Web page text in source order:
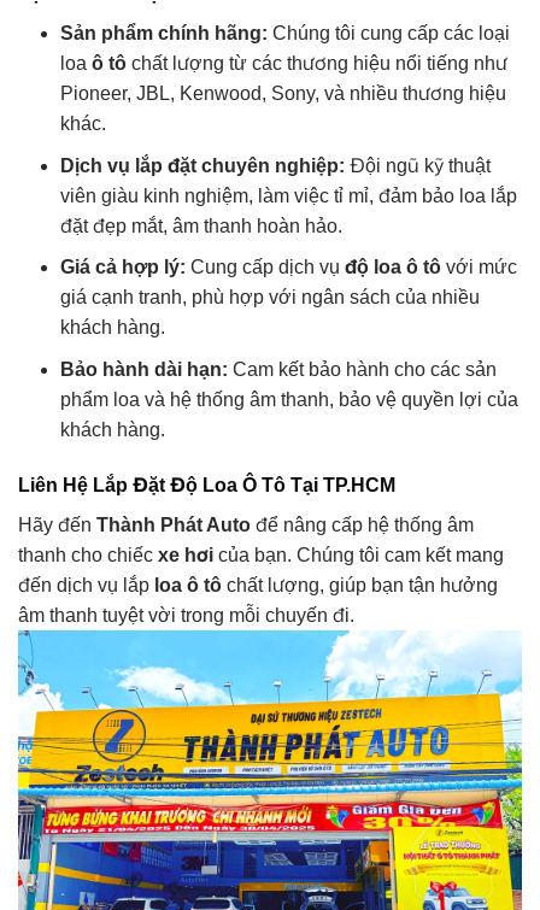
Sản phẩm chính hãng: Chúng tôi cung cấp các loại
loa ô tô chất lượng từ các thương hiệu nổi tiếng như
Pioneer, JBL, Kenwood, Sony, và nhiều thương hiệu
khác.
Dịch vụ lắp đặt chuyên nghiệp: Đội ngũ kỹ thuật
viên giàu kinh nghiệm, làm việc tỉ mỉ, đảm bảo loa lắp
đặt đẹp mắt, âm thanh hoàn hảo.
Giá cả hợp lý: Cung cấp dịch vụ độ loa ô tô với mức
giá cạnh tranh, phù hợp với ngân sách của nhiều
khách hàng.
Bảo hành dài hạn: Cam kết bảo hành cho các sản
phẩm loa và hệ thống âm thanh, bảo vệ quyền lợi của
khách hàng.
Liên Hệ Lắp Đặt Độ Loa Ô Tô Tại TP.HCM
Hãy đến Thành Phát Auto để nâng cấp hệ thống âm
thanh cho chiếc xe hơi của bạn. Chúng tôi cam kết mang
đến dịch vụ lắp loa ô tô chất lượng, giúp bạn tận hưởng
âm thanh tuyệt vời trong mỗi chuyến đi.